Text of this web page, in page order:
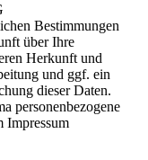
Bestimmungen
über Ihre
Herkunft und
und ggf. ein
dieser Daten.
personenbezogene
Impressum